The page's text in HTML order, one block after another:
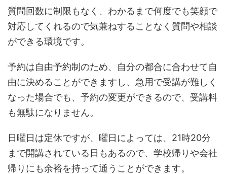
質問回数に制限もなく、わかるまで何度でも笑顔で
対応してくれるので気兼ねすることなく質問や相談
ができる環境です。
予約は自由予約制のため、自分の都合に合わせて自
由に決めることができますし、急用で受講が難しく
なった場合でも、予約の変更ができるので、受講料
も無駄になりません。
日曜日は定休ですが、曜日によっては、21時20分
まで開講されている日もあるので、学校帰りや会社
帰りにも余裕を持って通うことができます。